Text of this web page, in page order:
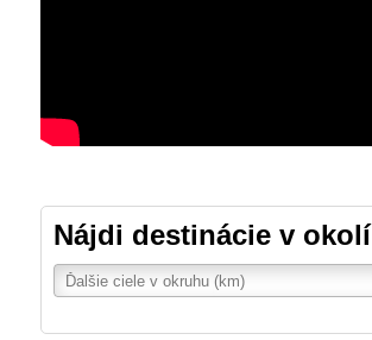
Nájdi destinácie v okolí